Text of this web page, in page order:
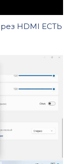
HDMI ЕСТЬ